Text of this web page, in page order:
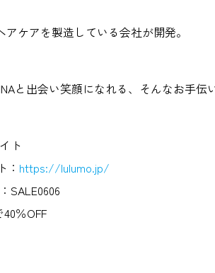
アケアを製造している会社が開発。
と出会い笑顔になれる、そんなお手伝
ト
： https://lulumo.jp/
SALE0606
％OFF